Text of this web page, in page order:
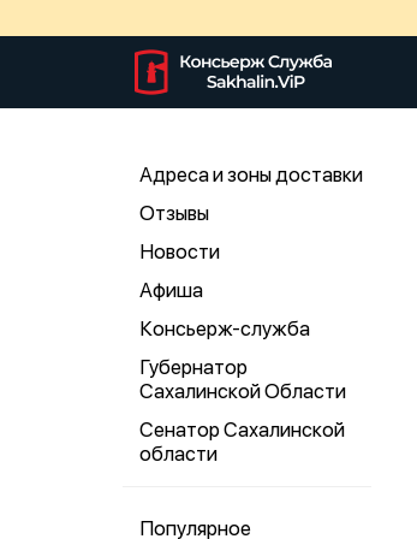
Адреса и зоны доставки
Отзывы
Новости
Афиша
Консьерж-служба
Губернатор
Сахалинской Области
Сенатор Сахалинской
области
Популярное